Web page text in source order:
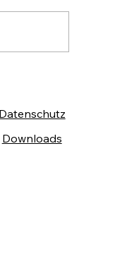
Datenschutz
Downloads